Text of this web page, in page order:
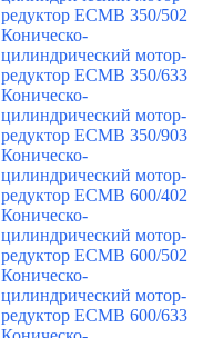
редуктор ECMB 350/502
Коническо-
цилиндрический мотор-
редуктор ECMB 350/633
Коническо-
цилиндрический мотор-
редуктор ECMB 350/903
Коническо-
цилиндрический мотор-
редуктор ECMB 600/402
Коническо-
цилиндрический мотор-
редуктор ECMB 600/502
Коническо-
цилиндрический мотор-
редуктор ECMB 600/633